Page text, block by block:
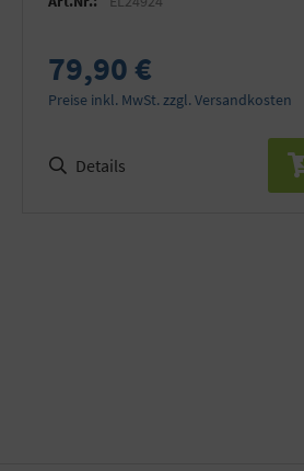
79,90 €
Preise inkl. MwSt. zzgl. Versandkosten
Details